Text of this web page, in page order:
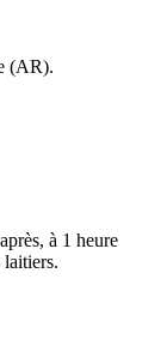
(AR).
à 1 heure
laitiers.